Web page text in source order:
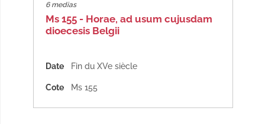
6 medias
Ms 155 - Horae, ad usum cujusdam
dioecesis Belgii
Date Fin du XVe siècle
Cote Ms 155